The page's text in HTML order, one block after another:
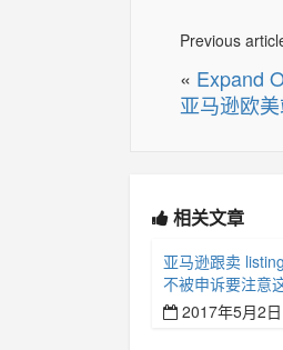
Previous
« Expand
亚马逊欧美
相关文章
亚马逊跟卖
不被申诉要注意
2017年5月2日